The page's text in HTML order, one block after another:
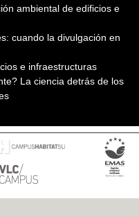
ambiental de edificios e
cuando la divulgación en
e infraestructuras
La ciencia detrás de los